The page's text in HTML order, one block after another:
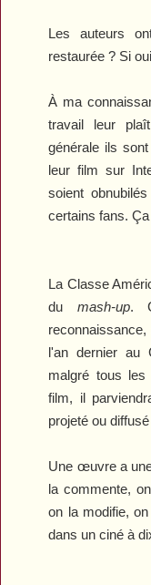
Les auteurs
restaurée ? Si
À ma
travail leur
générale ils
leur film sur
soient
certains fans.
La Classe
du mash-up.
l'an dernier au
malgré tous
film, il
projeté ou
Une œuvre a
la commente,
on la modifie,
dans un ciné à